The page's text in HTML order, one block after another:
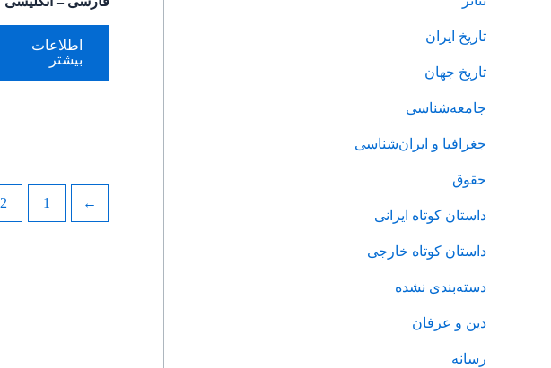
تاریخ ایران
تاریخ جهان
جامعه‌شناسی
جغرافیا و ایران‌شناسی
حقوق
داستان کوتاه ایرانی
داستان کوتاه خارجی
دسته‌بندی نشده
دین و عرفان
رسانه
اطلاعات
بیشتر
→
1
2